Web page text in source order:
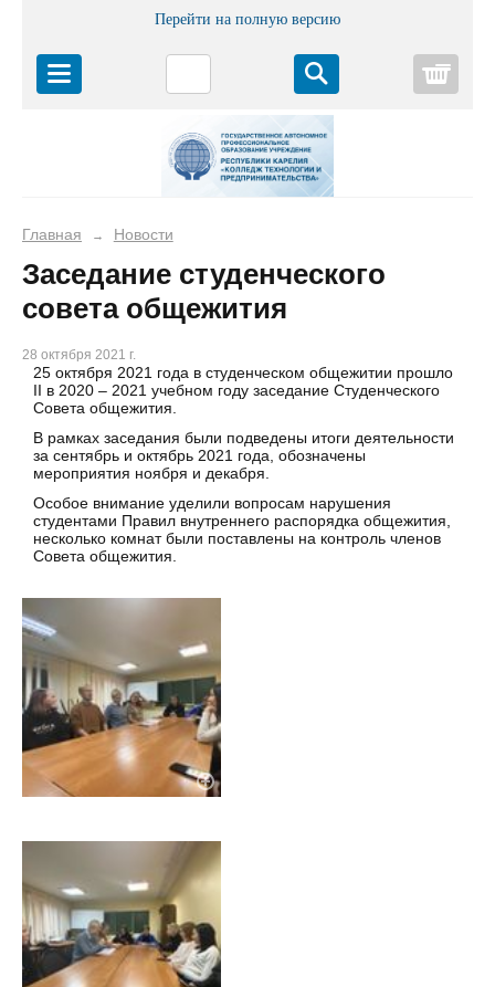
Перейти на полную версию
Главная → Новости
Заседание студенческого
совета общежития
28 октября 2021 г.
25 октября 2021 года в студенческом общежитии прошло
II в 2020 – 2021 учебном году заседание Студенческого
Совета общежития.
В рамках заседания были подведены итоги деятельности
за сентябрь и октябрь 2021 года, обозначены
мероприятия ноября и декабря.
Особое внимание уделили вопросам нарушения
студентами Правил внутреннего распорядка общежития,
несколько комнат были поставлены на контроль членов
Совета общежития.